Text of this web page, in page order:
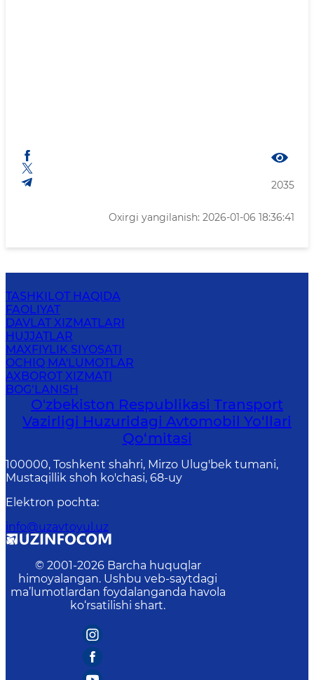
2035
Oxirgi yangilanish: 2026-01-06 18:36:41
TASHKILOT HAQIDA
FAOLIYAT
DAVLAT XIZMATLARI
HUJJATLAR
MAXFIYLIK SIYOSATI
OCHIQ MA'LUMOTLAR
AXBOROT XIZMATI
BOG‘LANISH
O'zbekiston Respublikasi Transport
Vazirligi Huzuridagi Avtomobil Yo‘llari
Qo‘mitasi
100000, Toshkent shahri, Mirzo Ulug'bek tumani,
Mustaqillik shoh ko'chasi, 68-uy
Elektron pochta:
info@uzavtoyul.uz
© 2001-2026 Barcha huquqlar
himoyalangan. Ushbu veb-saytdagi
ma’lumotlardan foydalanganda havola
ko‘rsatilishi shart.